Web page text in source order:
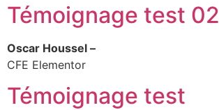
Témoignage test 02
Oscar Houssel –
CFE Elementor
Témoignage test